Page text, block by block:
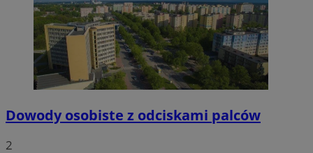
Dowody osobiste z odciskami palców
2